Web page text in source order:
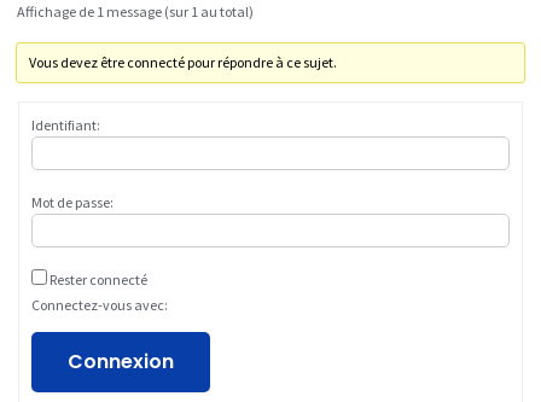
Affichage de 1 message (sur 1 au total)
Vous devez être connecté pour répondre à ce sujet.
Identifiant:
Mot de passe:
Rester connecté
Connectez-vous avec:
Connexion